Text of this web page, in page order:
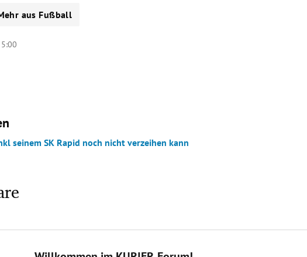
aus Fußball
seinem SK Rapid noch nicht verzeihen kann